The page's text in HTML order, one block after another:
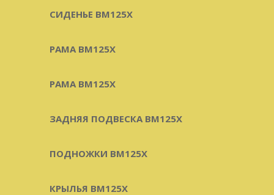
СИДЕНЬЕ BM125X
РАМА BM125X
РАМА BM125X
ЗАДНЯЯ ПОДВЕСКА BM125X
ПОДНОЖКИ BM125X
КРЫЛЬЯ BM125X